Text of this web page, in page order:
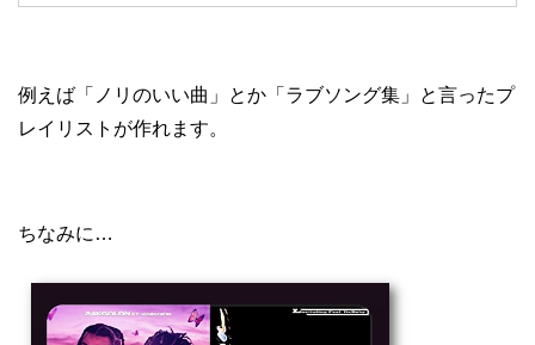
例えば「ノリのいい曲」とか「ラブソング集」と言ったプ
レイリストが作れます。
ちなみに…